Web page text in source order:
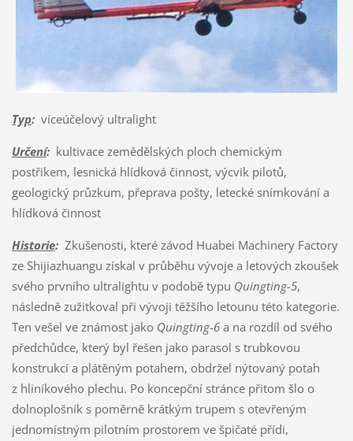
Typ:víceúčelový ultralight
Určení:kultivace zemědělských ploch chemickým
postřikem, lesnická hlídková činnost, výcvik pilotů,
geologický průzkum, přeprava pošty, letecké snímkování a
hlídková činnost
Historie:Zkušenosti, které závod Huabei Machinery Factory
ze Shijiazhuangu získal v průběhu vývoje a letových zkoušek
svého prvního ultralightu v podobě typu Quingting-5,
následně zužitkoval při vývoji těžšího letounu této kategorie.
Ten vešel ve známost jako Quingting-6a na rozdíl od svého
předchůdce, který byl řešen jako parasol s trubkovou
konstrukcí a plátěným potahem, obdržel nýtovaný potah
z hliníkového plechu. Po koncepční stránce přitom šlo o
dolnoplošník s poměrně krátkým trupem s otevřeným
jednomístným pilotním prostorem ve špičaté přídi,